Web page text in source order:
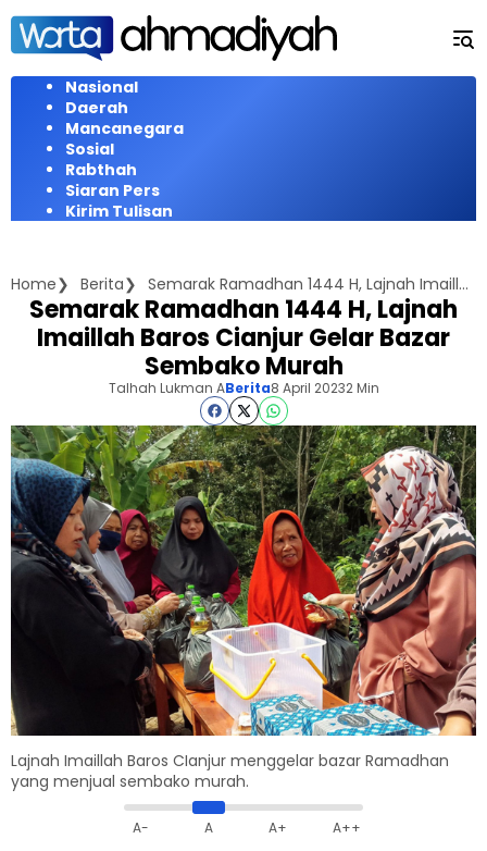
Langsung
konten
Nasional
Daerah
Mancanegara
Sosial
Rabthah
Siaran Pers
Kirim Tulisan
Home Berita Semarak Ramadhan 1444 H, Lajnah Imaillah Baros Cianjur Gelar Bazar Sembako Murah
Semarak Ramadhan 1444 H, Lajnah
Imaillah Baros Cianjur Gelar Bazar
Sembako Murah
Talhah Lukman ABerita8 April 20232 Min
Lajnah Imaillah Baros CIanjur menggelar bazar Ramadhan
yang menjual sembako murah.
A- A A+ A++